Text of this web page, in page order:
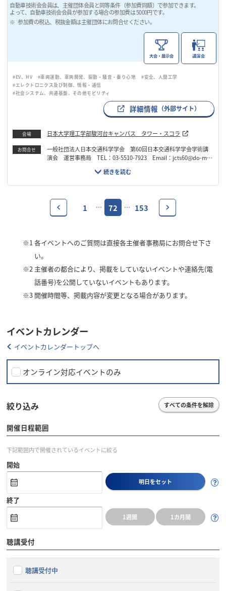
自動車技術会会員は、主催団体会員と同等条件（参加費同額）で参加できます。
よって、自動車技術会会員が参加する場合の参加費は 5000円です。
参加費の税込、税抜金額は主催団体にお問合せください。
大会・展示会 講演会
#EV、HV #車両運動、車両開発、振動・騒音・乗り心地
#安全、人間工学
#エレクトロニクス及び制御、情報・通信
#社会システム、共通基盤、その他モビリティ
詳細情報 （外部サイト）
会場 日本大学理工学部駿河台キャンパス タワー・スコラ
お問合せ
一般社団法人日本交通科学学会 第60回日本交通科学学会学術講
演会 運営事務局 TEL：03-5510-7923 Email：jcts60@do-mo.
1 … 72 … 153
※1各イベントへのご質問は直接各主催者事務局にお問合せ下さ
い。
※2 主催者の都合により、掲載をしていないイベントや連絡先(電
話番号)を公開していないイベントもあります。
※3 開催時間等、掲載内容が変更となる場合があります。
イベントカレンダー
イベントカレンダートップへ
オンライン対応イベントのみ
絞り込み すべての条件を解除
開催日程範囲
下記範囲内で開催されているイベントに絞る
開始
明日をセット
終了
1週間 1カ月間
聴講受付
聴講受付中